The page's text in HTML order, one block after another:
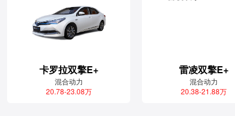
卡罗拉双擎E+
混合动力
20.78-23.08万
雷凌双擎E+
混合动力
20.38-21.88万